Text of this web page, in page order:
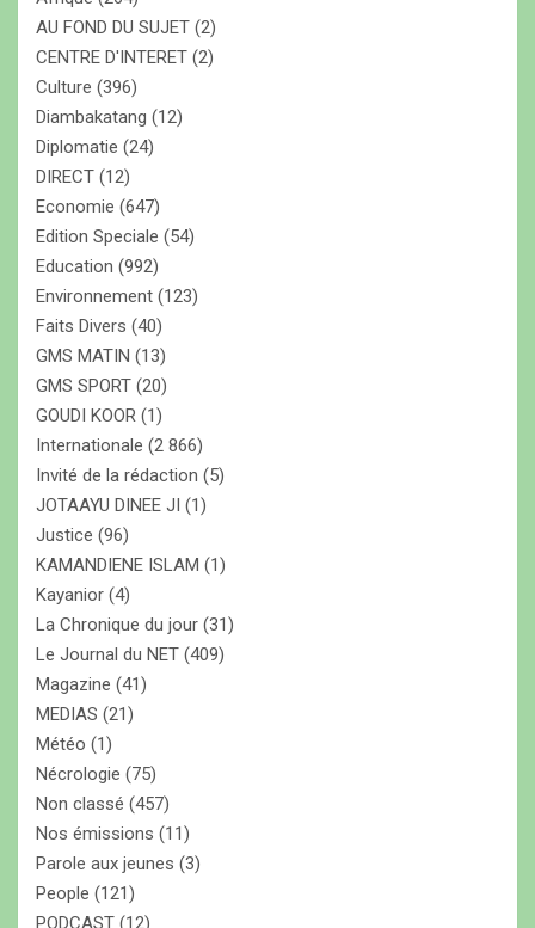
AU FOND DU SUJET (2)
CENTRE D'INTERET (2)
Culture (396)
Diambakatang (12)
Diplomatie (24)
DIRECT (12)
Economie (647)
Edition Speciale (54)
Education (992)
Environnement (123)
Faits Divers (40)
GMS MATIN (13)
GMS SPORT (20)
GOUDI KOOR (1)
Internationale (2 866)
Invité de la rédaction (5)
JOTAAYU DINEE JI (1)
Justice (96)
KAMANDIENE ISLAM (1)
Kayanior (4)
La Chronique du jour (31)
Le Journal du NET (409)
Magazine (41)
MEDIAS (21)
Météo (1)
Nécrologie (75)
Non classé (457)
Nos émissions (11)
Parole aux jeunes (3)
People (121)
PODCAST (12)